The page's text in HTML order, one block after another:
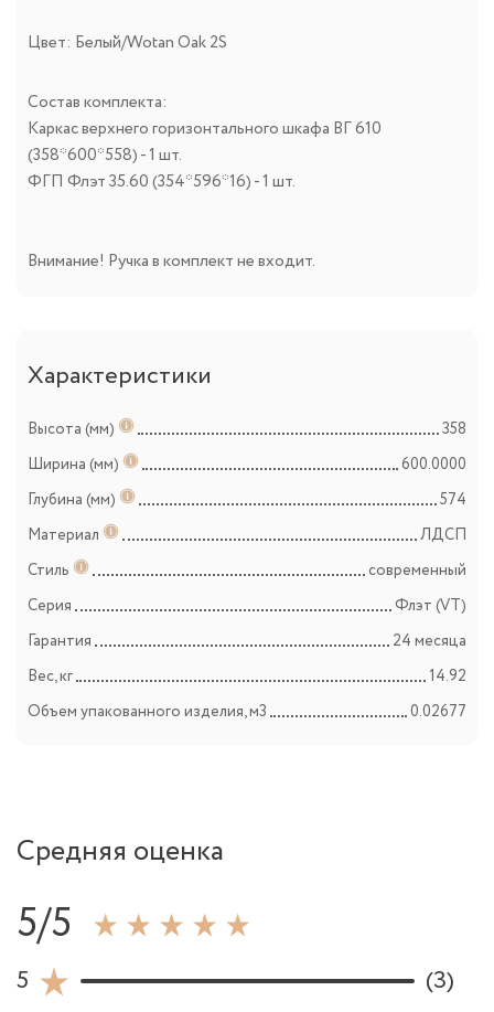
Цвет: Белый/Wotan Oak 2S
Состав комплекта:
Каркас верхнего горизонтального шкафа ВГ 610
(358*600*558) - 1 шт.
ФГП Флэт 35.60 (354*596*16) - 1 шт.
Внимание! Ручка в комплект не входит.
Характеристики
Высота (мм)
358
Ширина (мм)
600.0000
Глубина (мм)
574
Материал
ЛДСП
Стиль
современный
Серия
Флэт (VT)
Гарантия
24 месяца
Вес, кг
14.92
Объем упакованного изделия, м3
0.02677
Средняя оценка
5/5
5
(3)